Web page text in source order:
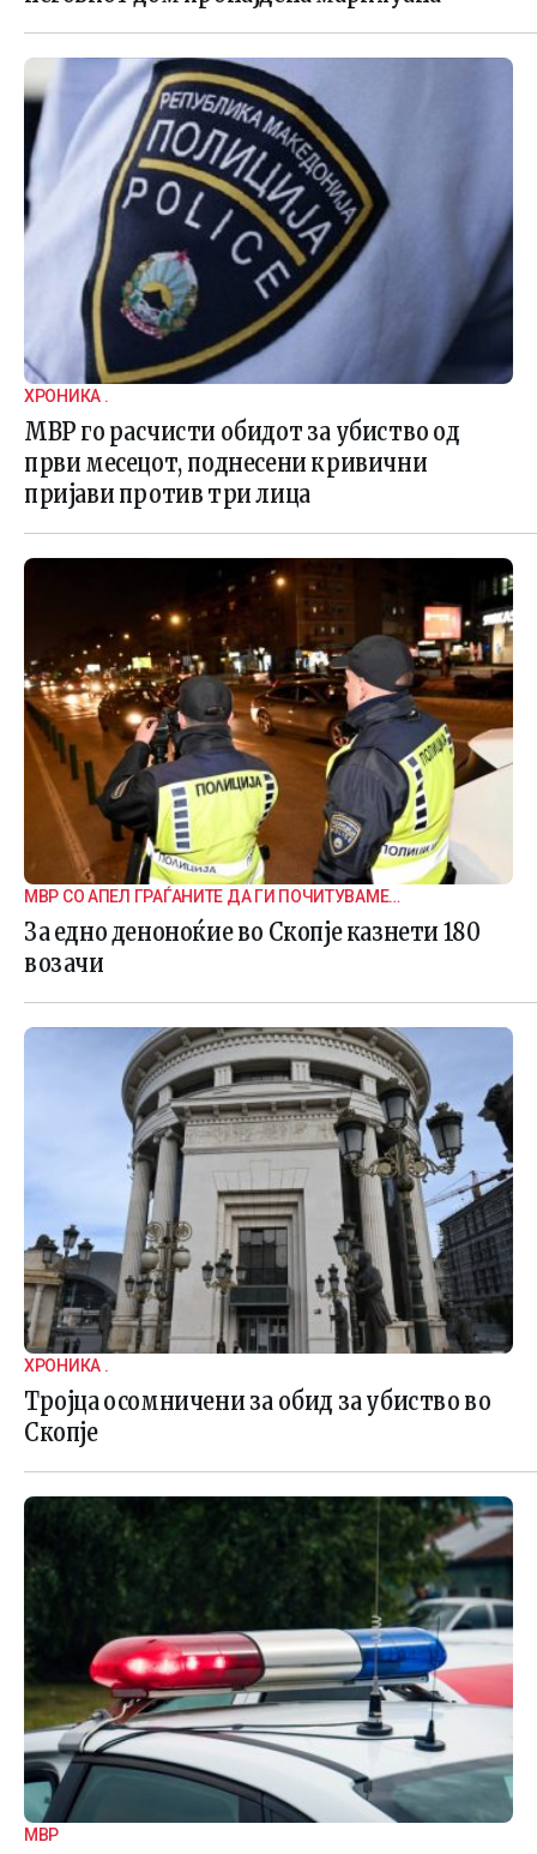
ХРОНИКА .
МВР го расчисти обидот за убиство од
први месецот, поднесени кривични
пријави против три лица
МВР СО АПЕЛ ГРАЃАНИТЕ ДА ГИ ПОЧИТУВАМЕ
СООБРАЌАЈНИТЕ ПРАВИЛА
За едно деноноќие во Скопје казнети 180
возачи
ХРОНИКА .
Тројца осомничени за обид за убиство во
Скопје
МВР